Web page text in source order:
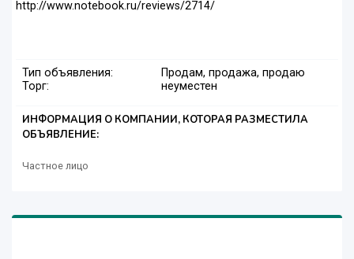
http://www.notebook.ru/reviews/2714/
Тип объявления:
Продам, продажа, продаю
Торг:
неуместен
ИНФОРМАЦИЯ О КОМПАНИИ, КОТОРАЯ РАЗМЕСТИЛА
ОБЪЯВЛЕНИЕ:
Частное лицо